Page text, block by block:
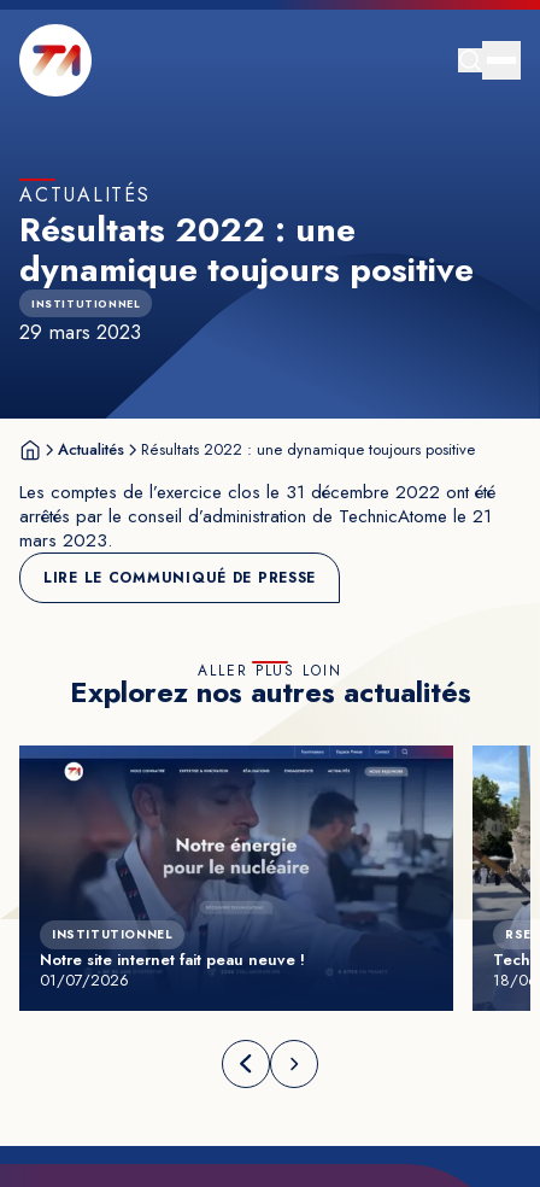
ACTUALITÉS
Résultats 2022 : une
dynamique toujours positive
INSTITUTIONNEL
29 mars 2023
Actualités Résultats 2022 : une dynamique toujours positive
Les comptes de l’exercice clos le 31 décembre 2022 ont été
arrêtés par le conseil d’administration de TechnicAtome le 21
mars 2023.
LIRE LE COMMUNIQUÉ DE PRESSE
ALLER PLUS LOIN
Explorez nos autres actualités
INSTITUTIONNEL
Notre site internet fait peau neuve !
01/07/2026
RSE
18/